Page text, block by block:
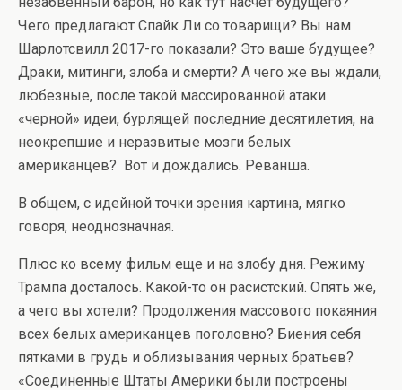
Чего предлагают Спайк Ли со товарищи? Вы нам
Шарлотсвилл 2017-го показали? Это ваше будущее?
Драки, митинги, злоба и смерти? А чего же вы ждали,
любезные, после такой массированной атаки
«черной» идеи, бурлящей последние десятилетия, на
неокрепшие и неразвитые мозги белых
американцев? Вот и дождались. Реванша.
В общем, с идейной точки зрения картина, мягко
говоря, неоднозначная.
Плюс ко всему фильм еще и на злобу дня. Режиму
Трампа досталось. Какой-то он расистский. Опять же,
а чего вы хотели? Продолжения массового покаяния
всех белых американцев поголовно? Биения себя
пятками в грудь и облизывания черных братьев?
«Соединенные Штаты Америки были построены